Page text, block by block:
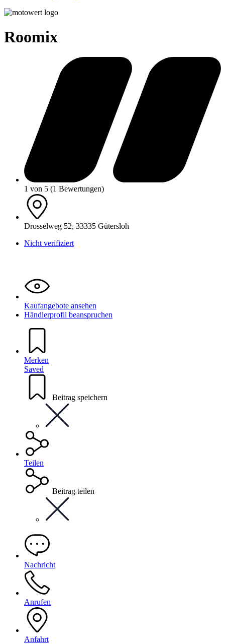
Roomix
1 von 5 (1 Bewertungen)
Drosselweg 52, 33335 Gütersloh
Nicht verifiziert
Kaufangebote ansehen
Händlerprofil beanspruchen
Merken
Saved
Beitrag speichern
Teilen
Beitrag teilen
Nachricht
Anrufen
Anfahrt